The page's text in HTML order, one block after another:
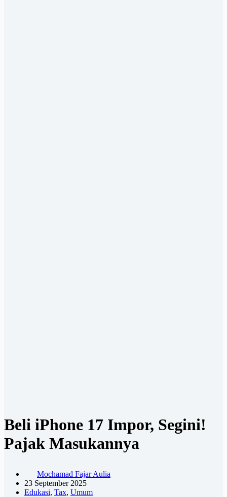
Beli iPhone 17 Impor, Segini!
Pajak Masukannya
Mochamad Fajar Aulia
23 September 2025
Edukasi, Tax, Umum